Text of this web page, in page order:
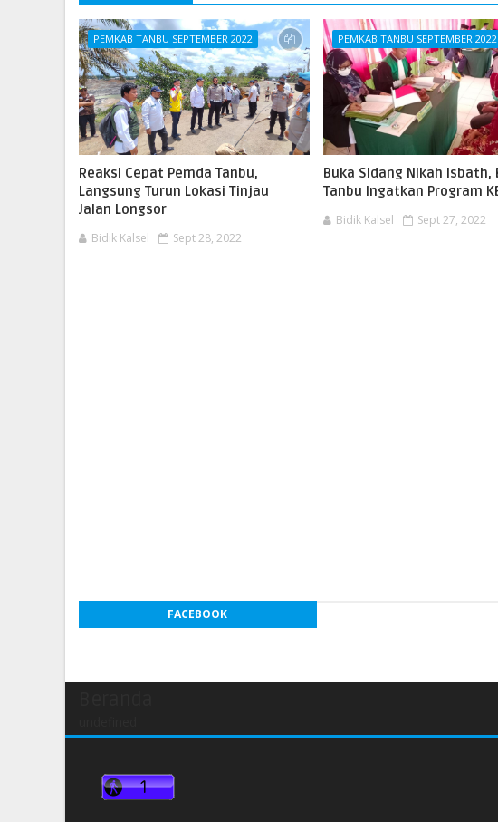
PEMKAB TANBU SEPTEMBER 2022
Reaksi Cepat Pemda Tanbu,
Langsung Turun Lokasi Tinjau
Jalan Longsor
Bidik Kalsel Sept 28, 2022
PEMKAB TANBU SEPTEMBER 2022
Buka Sidang Nikah Isbath,
Tanbu Ingatkan Program
Bidik Kalsel Sept 27, 2022
FACEBOOK